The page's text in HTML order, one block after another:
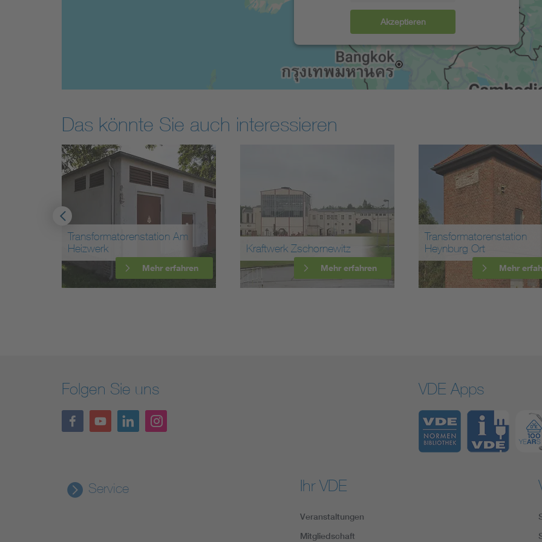
Akzeptieren
Das könnte Sie auch interessieren
Transformatorenstation Am
Heizwerk
Mehr erfahren
Kraftwerk Zschornewitz
Mehr erfahren
Transformatorenstation
Heynburg Ort
Mehr
Folgen Sie uns VDE Apps
Service Ihr VDE
Veranstaltungen
Mitgliedschaft